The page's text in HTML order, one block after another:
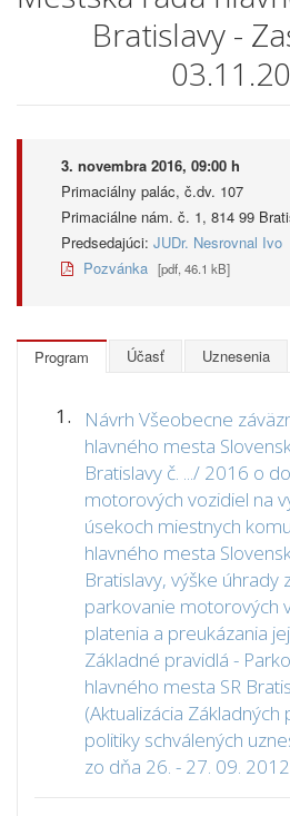
Bratislavy -
3. novembra 2016, 09:00 h
Primaciálny palác, č.dv. 107
Primaciálne nám. č. 1, 814 99
Predsedajúci: JUDr. Nesrovnal Ivo
Pozvánka [pdf, 46.1 kB]
Program Účasť Uznesenia
1.
Návrh Všeobecne
hlavného mesta
Bratislavy č. .../ 2016 o
motorových vozidiel na
úsekoch miestnych
hlavného mesta
Bratislavy, výške úhrady
parkovanie motorových
platenia a preukázania
Základné pravidlá -
hlavného mesta SR
(Aktualizácia
politiky schválených
zo dňa 26. - 27. 09.